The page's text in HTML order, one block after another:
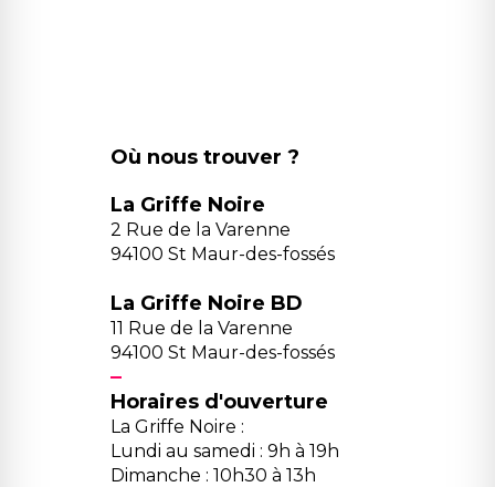
Où nous trouver ?
La Griffe Noire
2 Rue de la Varenne
94100 St Maur-des-fossés
La Griffe Noire BD
11 Rue de la Varenne
94100 St Maur-des-fossés
Horaires d'ouverture
La Griffe Noire :
Lundi au samedi : 9h à 19h
Dimanche : 10h30 à 13h